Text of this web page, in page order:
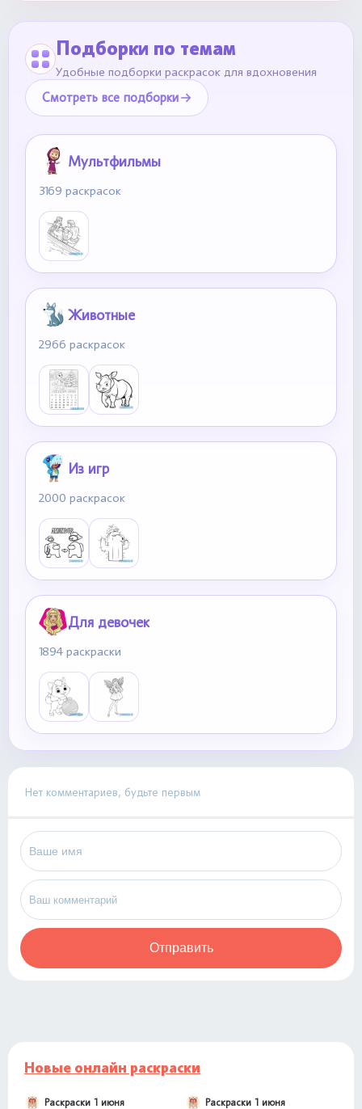
Подборки по темам
Удобные подборки раскрасок для вдохновения
Смотреть все подборки
Мультфильмы
3169 раскрасок
Животные
2966 раскрасок
Из игр
2000 раскрасок
Для девочек
1894 раскраски
Нет комментариев, будьте первым
Отправить
Новые онлайн раскраски
Раскраски 1 июня Раскраски 1 июня